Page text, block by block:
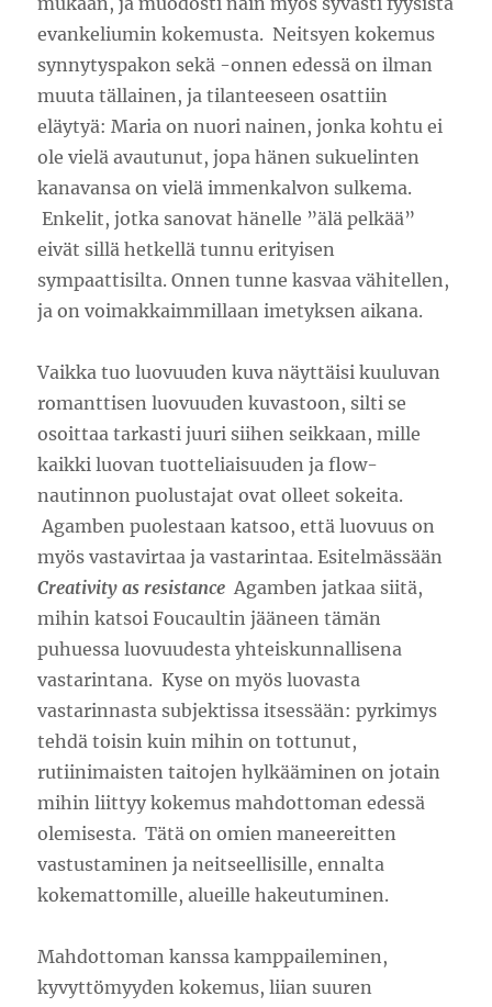
evankeliumin kokemusta. Neitsyen kokemus
synnytyspakon sekä -onnen edessä on ilman
muuta tällainen, ja tilanteeseen osattiin
eläytyä: Maria on nuori nainen, jonka kohtu ei
ole vielä avautunut, jopa hänen sukuelinten
kanavansa on vielä immenkalvon sulkema.
Enkelit, jotka sanovat hänelle ”älä pelkää”
eivät sillä hetkellä tunnu erityisen
sympaattisilta. Onnen tunne kasvaa vähitellen,
ja on voimakkaimmillaan imetyksen aikana.
Vaikka tuo luovuuden kuva näyttäisi kuuluvan
romanttisen luovuuden kuvastoon, silti se
osoittaa tarkasti juuri siihen seikkaan, mille
kaikki luovan tuotteliaisuuden ja flow-
nautinnon puolustajat ovat olleet sokeita.
Agamben puolestaan katsoo, että luovuus on
myös vastavirtaa ja vastarintaa. Esitelmässään
Creativity as resistance Agamben jatkaa siitä,
mihin katsoi Foucaultin jääneen tämän
puhuessa luovuudesta yhteiskunnallisena
vastarintana. Kyse on myös luovasta
vastarinnasta subjektissa itsessään: pyrkimys
tehdä toisin kuin mihin on tottunut,
rutiinimaisten taitojen hylkääminen on jotain
mihin liittyy kokemus mahdottoman edessä
olemisesta. Tätä on omien maneereitten
vastustaminen ja neitseellisille, ennalta
kokemattomille, alueille hakeutuminen.
Mahdottoman kanssa kamppaileminen,
kyvyttömyyden kokemus, liian suuren